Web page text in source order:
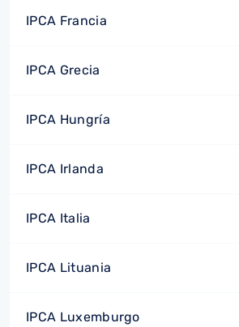
IPCA Francia
IPCA Grecia
IPCA Hungría
IPCA Irlanda
IPCA Italia
IPCA Lituania
IPCA Luxemburgo